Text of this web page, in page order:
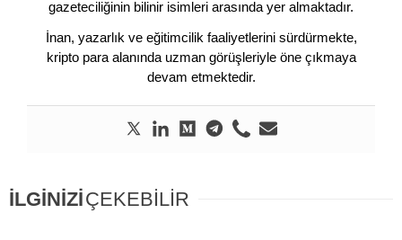
gazeteciliğinin bilinir isimleri arasında yer almaktadır.
İnan, yazarlık ve eğitimcilik faaliyetlerini sürdürmekte,
kripto para alanında uzman görüşleriyle öne çıkmaya
devam etmektedir.
İLGİNİZİÇEKEBİLİR